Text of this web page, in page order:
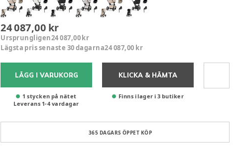
24 087,00 kr
Ursprungligen24 087,00 kr
Lägsta pris senaste 30 dagarna24 087,00 kr
LÄGG I VARUKORG
1 stycken på nätet
Leverans 1-4 vardagar
KLICKA & HÄMTA
Finns i lager i 3 butiker
365 DAGARS ÖPPET KÖP